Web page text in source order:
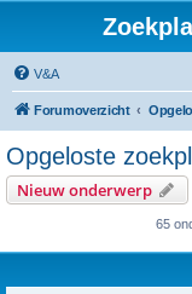
V&A
Forumoverzicht
Opgeloste
Nieuw onderwerp
65